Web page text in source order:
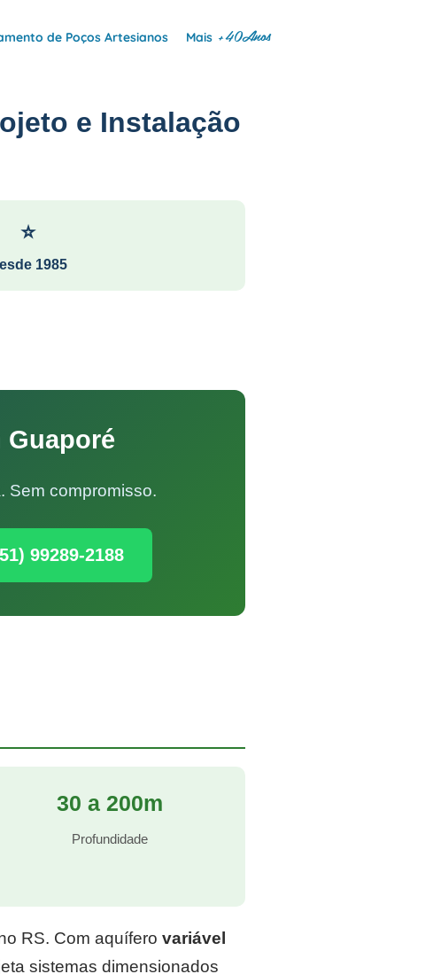
de Poços Artesianos Mais +40Anos
e Instalação
⭐
1985
Guaporé
Sem compromisso.
99289-2188
30 a 200m
Profundidade
RS. Com aquífero variável
sistemas dimensionados